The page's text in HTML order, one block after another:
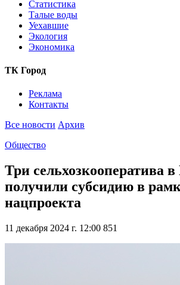
Статистика
Талые воды
Уехавшие
Экология
Экономика
ТК Город
Реклама
Контакты
Все новости Архив
Общество
Три сельхозкооператива
получили субсидию в
нацпроекта
11 декабря 2024 г. 12:00 851